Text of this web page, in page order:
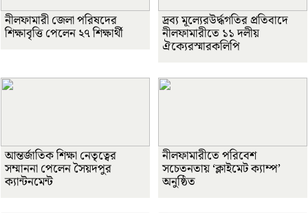
নীলফামারী জেলা পরিষদের
শিক্ষাবৃত্তি পেলেন ২৭ শিক্ষার্থী
দ্রব্য মূল্যেরউর্দ্ধগতির প্রতিবাদে
নীলফামারীতে ১১ দলীয়
ঐক্যেরস্মারকলিপি
আন্তর্জাতিক শিক্ষা নেতৃত্বের
সম্মাননা পেলেন সৈয়দপুর
ক্যান্টনমেন্ট
নীলফামারীতে পরিবেশ
সচেতনতায় ‘ক্লাইমেট ক্যাম্প’
অনুষ্ঠিত